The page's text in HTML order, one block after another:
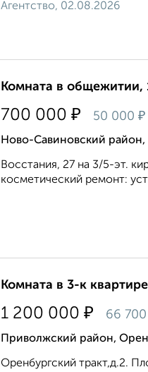
Агентство, 02.08.2026
Комната в общежитии,
700 000 ₽ 50 000 ₽
Ново-Савиновский
Восстания, 27 на 3/5-эт.
косметический ремонт:
Комната в 3-к
1 200 000 ₽ 66 700
Приволжский район,
Оренбургский тракт,д.2.